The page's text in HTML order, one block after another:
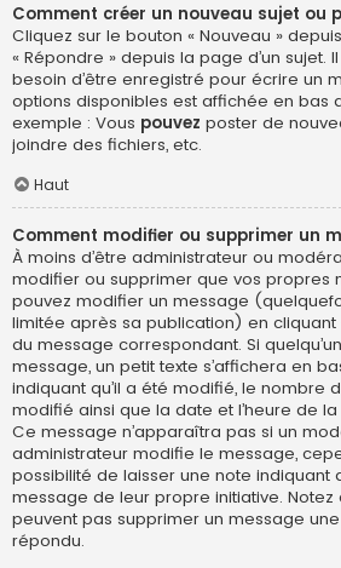
Comment créer un nouveau sujet ou
Cliquez sur le bouton « Nouveau »
« Répondre » depuis la page d’un sujet.
besoin d’être enregistré pour écrire un
options disponibles est affichée en bas
exemple : Vous pouvez poster de
joindre des fichiers, etc.
Haut
Comment modifier ou supprimer un
À moins d’être administrateur ou
modifier ou supprimer que vos propres
pouvez modifier un message
limitée après sa publication) en cliquant
du message correspondant. Si
message, un petit texte s’affichera en
indiquant qu’il a été modifié, le nombre
modifié ainsi que la date et l’heure de
Ce message n’apparaîtra pas si un
administrateur modifie le message,
possibilité de laisser une note indiquant
message de leur propre initiative. Notez
peuvent pas supprimer un message une
répondu.